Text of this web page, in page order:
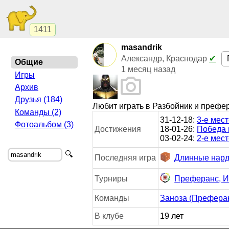
1411
masandrik
Александр, Краснодар ✔
1 месяц назад
Любит играть в Разбойник и
Достижения
31-12-18:3-е
18-01-26: Победа
03-02-24: 2-е
Последняя игра Длинные
Турниры Преферанс,
Команды Заноза
В клубе 19 лет
Общие
Игры
Архив
Друзья (184)
Команды (2)
Фотоальбом (3)
🔍